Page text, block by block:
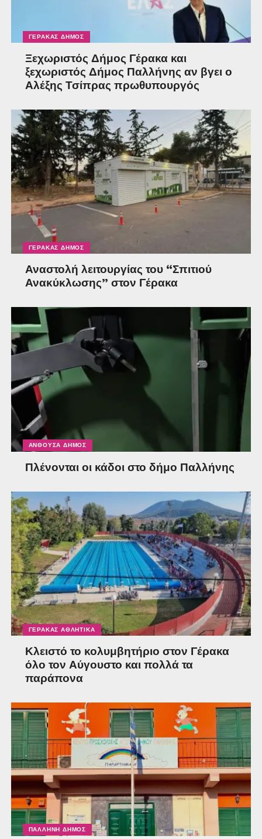
ΓΈΡΑΚΑΣ ΔΉΜΟΣ
Ξεχωριστός Δήμος Γέρακα και
ξεχωριστός Δήμος Παλλήνης αν βγει ο
Αλέξης Τσίπρας πρωθυπουργός
ΓΈΡΑΚΑΣ ΔΉΜΟΣ
Αναστολή λειτουργίας του “Σπιτιού
Ανακύκλωσης” στον Γέρακα
ΑΝΘΟΎΣΑ ΔΉΜΟΣ
Πλένονται οι κάδοι στο δήμο Παλλήνης
ΓΈΡΑΚΑΣ ΑΘΛΗΤΙΚΆ
Κλειστό το κολυμβητήριο στον Γέρακα
όλο τον Αύγουστο και πολλά τα
παράπονα
ΠΑΛΛΉΝΗ ΔΉΜΟΣ